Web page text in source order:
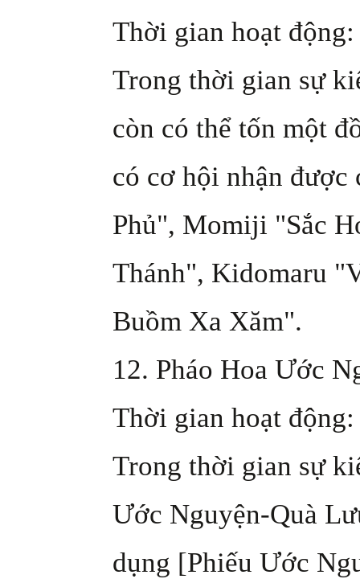
Thời gian hoạt
Trong thời gian sự
còn có thể tốn một
có cơ hội nhận được
Phủ", Momiji "Sắc
Thánh", Kidomaru
Buồm Xa Xăm".
12. Pháo Hoa Ước
Thời gian hoạt
Trong thời gian sự
Ước Nguyện-Quà
dụng [Phiếu Ước